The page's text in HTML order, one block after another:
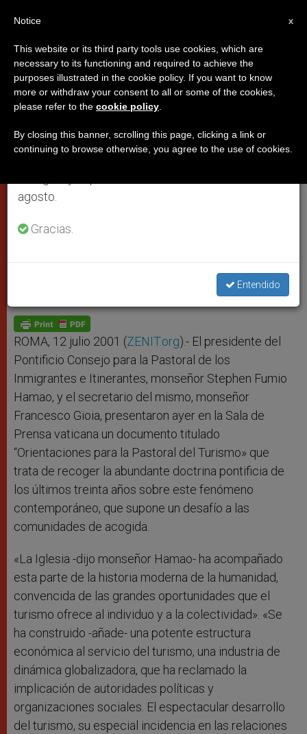
Iglesia y turismo: el cristiano, su
tiempo libre y la globalización
vaticanas sobre Pastoral del Turismo.
JULIO 12, 2001 00:00
h
A
p
p
e
n
g
e
r
a
o
o
k
w
e
h
ROMA, 12 julio 2001 (ZENIT.org).- El presidente del
Pontificio Consejo para la Pastoral de los
Inmigrantes e Itinerantes, monseñor Stephen Fumio
Hamao, y el secretario del mismo, monseñor
Francesco Gioia, presentaron ayer en la Sala de
Prensa vaticana un documento titulado
“Orientaciones para la Pastoral del Turismo» que
trata de recoger la abundante doctrina pontificia de
los últimos treinta años sobre este fenómeno
contemporáneo, que supone un desafío a las
comunidades de acogida.
«La Iglesia -dijo monseñor Hamao- ha acompañado
esta parte de la historia moderna de la humanidad,
convencida de las grandes oportunidades que el
turismo ofrece al individuo y a la colectividad». «Se
ha construido -añade- una potente estructura
económica al servicio del turismo, una industria de
dinámica globalizadora, que ha reclamado la
implicación de autoridades políticas y
organizaciones sociales. El espectacular desarrollo
del turismo, su especial incidencia en las relaciones
×
Aviso importante
Del 27 de julio al 7 de agosto haremos la pausa
anual, aprovechando que en el periodo de verano
se generan menos informaciones y también el
agosto.
Gracias.
Entendido
x
Notice
This website or its third party tools use cookies, which are
necessary to its functioning and required to achieve the
purposes illustrated in the cookie policy. If you want to know
more or withdraw your consent to all or some of the cookies,
please refer to the cookie policy
By closing this banner, scrolling this page, clicking a link or
continuing to browse otherwise, you agree to the use of cookies.